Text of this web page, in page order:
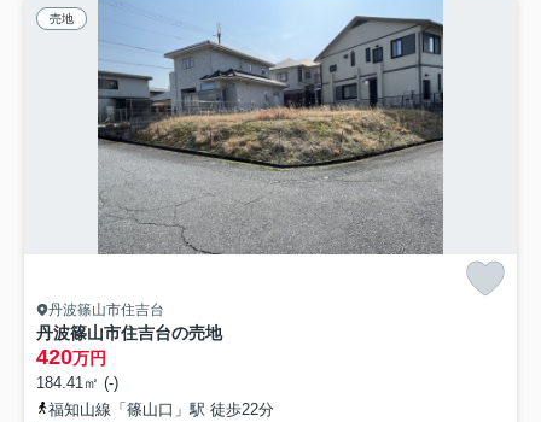
売地
丹波篠山市住吉台
丹波篠山市住吉台の売地
420万円
184.41㎡ (-)
福知山線「篠山口」駅 徒歩22分